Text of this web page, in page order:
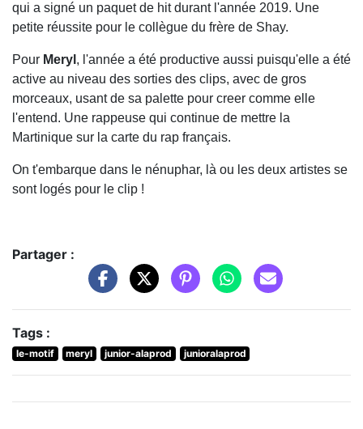
qui a signé un paquet de hit durant l'année 2019. Une
petite réussite pour le collègue du frère de Shay.
Pour Meryl , l'année a été productive aussi puisqu'elle a été
active au niveau des sorties des clips, avec de gros
morceaux, usant de sa palette pour creer comme elle
l'entend. Une rappeuse qui continue de mettre la
Martinique sur la carte du rap français.
On t'embarque dans le nénuphar, là ou les deux artistes se
sont logés pour le clip !
Partager :
Tags :
le-motif meryl junior-alaprod junioralaprod